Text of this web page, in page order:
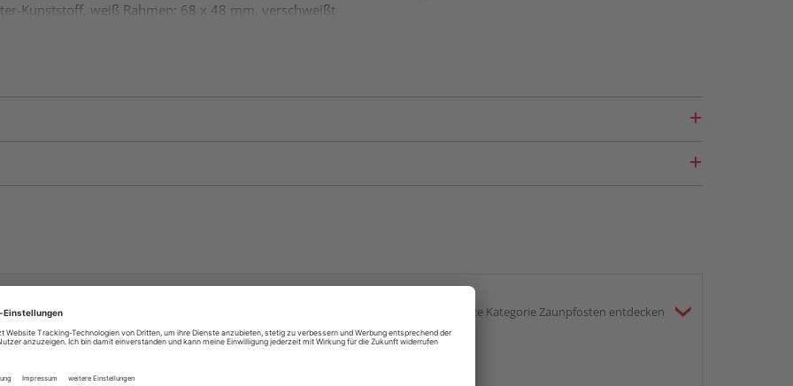
Kunststoff, weiß Rahmen: 68 x 48 mm, verschweißt
gesamte Kategorie Zaunpfosten entdecken